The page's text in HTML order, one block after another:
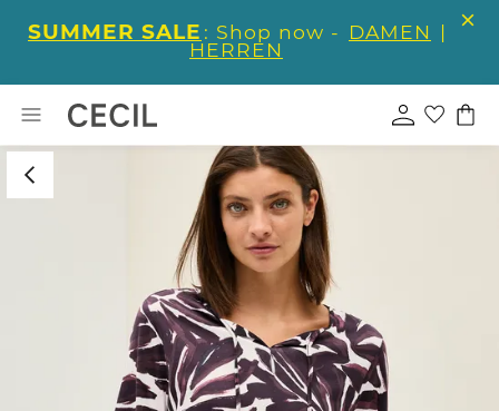
SUMMER SALE : Shop now - DAMEN |
HERREN